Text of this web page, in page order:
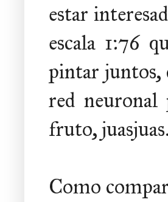
estar
escala 1:76
pintar juntos,
red neuronal
fruto, juasjuas.
Como